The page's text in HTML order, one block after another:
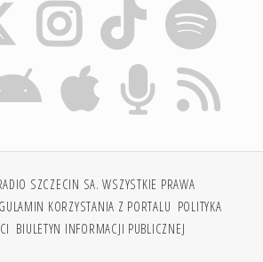
SZCZECIN SA. WSZYSTKIE PRAWA
KORZYSTANIA Z PORTALU POLITYKA
BIULETYN INFORMACJI PUBLICZNEJ